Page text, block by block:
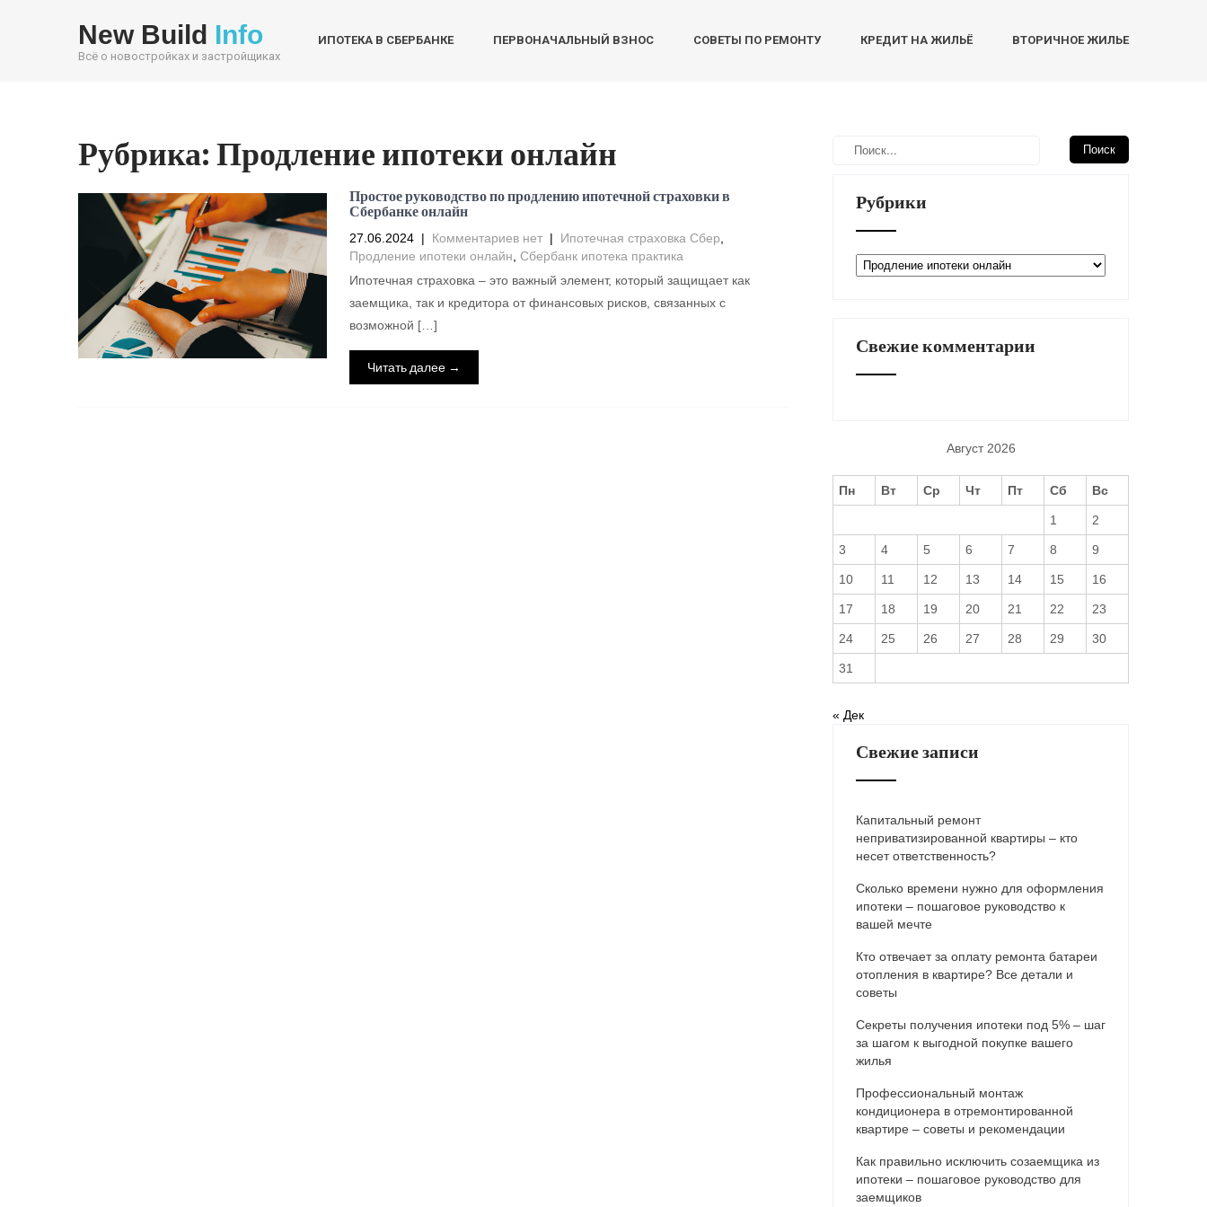
New Build Info
Всё о новостройках и застройщиках
ИПОТЕКА В СБЕРБАНКЕ ПЕРВОНАЧАЛЬНЫЙ ВЗНОС СОВЕТЫ ПО РЕМОНТУ КРЕДИТ НА ЖИЛЬЁ ВТОРИЧНОЕ ЖИЛЬЕ
Рубрика:Продление ипотеки онлайн
Простое руководство по продлению ипотечной страховки в
Сбербанке онлайн
27.06.2024 | Комментариев нет | Ипотечная страховка Сбер
Продление ипотеки онлайн Сбербанк ипотека практика
Ипотечная страховка – это важный элемент, который защищает как
заемщика, так и кредитора от финансовых рисков, связанных с
возможной […]
Читать далее →
Рубрики
Рубрики
Свежие комментарии
Август 2026
Пн Вт Ср Чт Пт Сб Вс
1 2
3 4 5 6 7 8 9
10 11 12 13 14 15 16
17 18 19 20 21 22 23
24 25 26 27 28 29 30
31
« Дек
Свежие записи
Капитальный ремонт
неприватизированной квартиры – кто
несет ответственность?
Сколько времени нужно для оформления
ипотеки – пошаговое руководство к
вашей мечте
Кто отвечает за оплату ремонта батареи
отопления в квартире? Все детали и
советы
Секреты получения ипотеки под 5% – шаг
за шагом к выгодной покупке вашего
жилья
Профессиональный монтаж
кондиционера в отремонтированной
квартире – советы и рекомендации
Как правильно исключить созаемщика из
ипотеки – пошаговое руководство для
заемщиков